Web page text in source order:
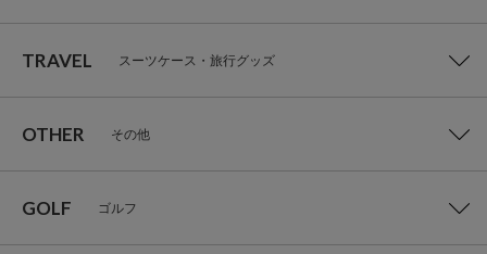
TRAVEL スーツケース・旅行グッズ
OTHER その他
GOLF ゴルフ